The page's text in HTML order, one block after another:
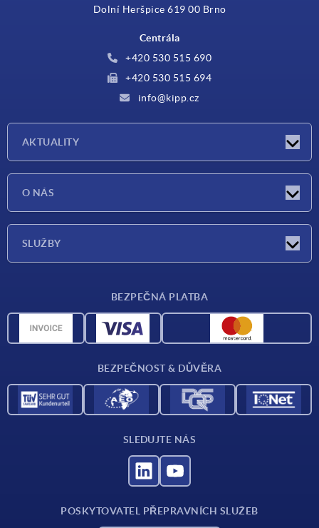
Dolní Heršpice 619 00 Brno
Centrála
+420 530 515 690
+420 530 515 694
info@kipp.cz
AKTUALITY
O NÁS
SLUŽBY
CAD data
BEZPEČNÁ PLATBA
BEZPEČNOST & DŮVĚRA
SLEDUJTE NÁS
POSKYTOVATEL PŘEPRAVNÍCH SLUŽEB